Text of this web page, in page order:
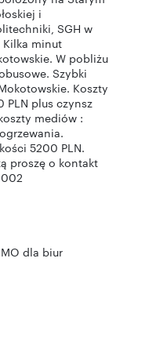
i
SGH w
Kilka minut
W pobliżu
Szybki
Koszty
PLN plus czynsz
mediów :
5200 PLN.
proszę o kontakt
dla biur